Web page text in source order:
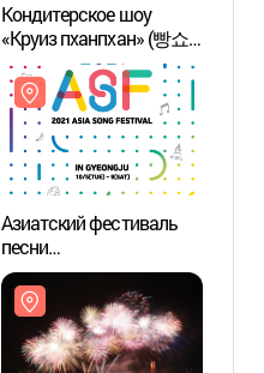
Кондитерское шоу
«Круиз пханпхан» (빵쇼
팡팡크루즈)
Азиатский фестиваль
песни
(아시아송페스티벌)